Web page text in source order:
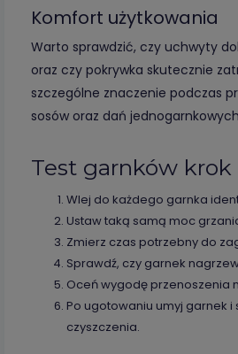
Komfort użytkowania
Warto sprawdzić, czy uchwyty
oraz czy pokrywka skutecznie
szczególne znaczenie podczas
sosów oraz dań
Test garnków
Wlej do każdego garnka
Ustaw taką samą moc
Zmierz czas potrzebny do
Sprawdź, czy garnek
Oceń wygodę przenoszenia
Po ugotowaniu umyj garnek i
czyszczenia.